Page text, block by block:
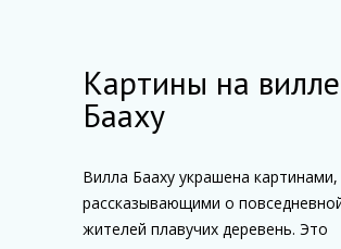
Картины на вилле
Бааху
Вилла Бааху украшена картинами,
рассказывающими о
жителей плавучих деревень. Это